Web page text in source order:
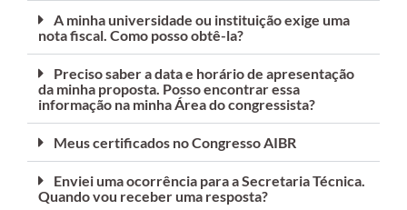
A minha universidade ou instituição exige uma
nota fiscal. Como posso obtê-la?
Preciso saber a data e horário de apresentação
da minha proposta. Posso encontrar essa
informação na minha Área do congressista?
Meus certificados no Congresso AIBR
Enviei uma ocorrência para a Secretaria Técnica.
Quando vou receber uma resposta?